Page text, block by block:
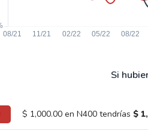
Si
$ 1,000.00 en N400 tendrías $